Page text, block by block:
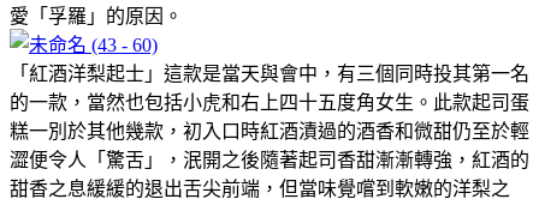
愛「孚羅」的原因。
「紅酒洋梨起士」這款是當天與會中，有三個同時投其第一名
的一款，當然也包括小虎和右上四十五度角女生。此款起司蛋
糕一別於其他幾款，初入口時紅酒漬過的酒香和微甜仍至於輕
澀便令人「驚舌」，泯開之後隨著起司香甜漸漸轉強，紅酒的
甜香之息緩緩的退出舌尖前端，但當味覺嚐到軟嫩的洋梨之